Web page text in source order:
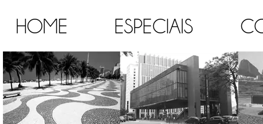
HOME ESPECIAIS